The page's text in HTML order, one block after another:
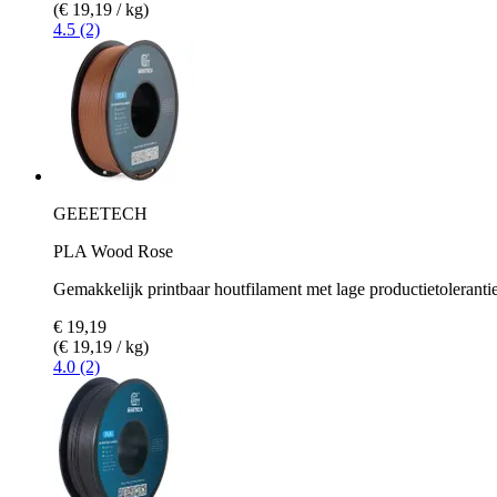
(€ 19,19 / kg)
4.5 (2)
GEEETECH
PLA Wood Rose
Gemakkelijk printbaar houtfilament met lage
€ 19,19
(€ 19,19 / kg)
4.0 (2)